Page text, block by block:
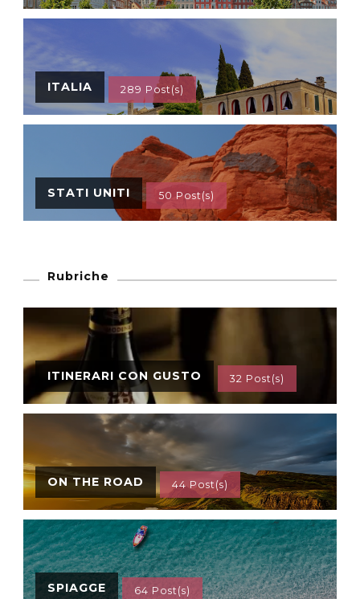
ITALIA 289 Post(s)
STATI UNITI 50 Post(s)
Rubriche
ITINERARI CON GUSTO 32 Post(s)
ON THE ROAD 44 Post(s)
SPIAGGE 64 Post(s)